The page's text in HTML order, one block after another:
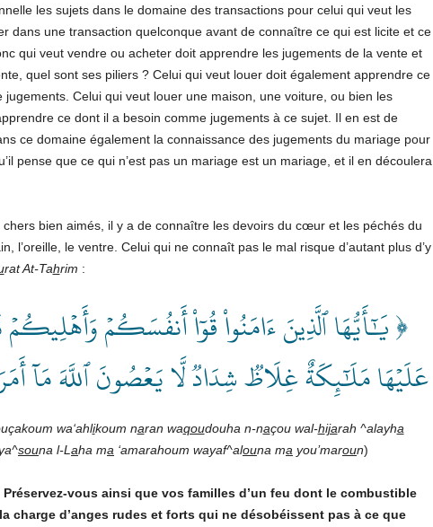
les sujets dans le domaine des transactions pour celui qui veut les
dans une transaction quelconque avant de connaître ce qui est licite et ce
qui veut vendre ou acheter doit apprendre les jugements de la vente et
quel sont ses piliers ? Celui qui veut louer doit également apprendre ce
jugements. Celui qui veut louer une maison, une voiture, ou bien les
ce dont il a besoin comme jugements à ce sujet. Il en est de
ce domaine également la connaissance des jugements du mariage pour
pense que ce qui n’est pas un mariage est un mariage, et il en découlera
bien aimés, il y a de connaître les devoirs du cœur et les péchés du
l’oreille, le ventre. Celui qui ne connaît pas le mal risque d’autant plus d’y
rat At-Tahrim :
﴿ يَٰٓأَيُّهَا ٱلَّذِينَ ءَامَنُواْ قُوٓاْ أَنفُسَكُمۡ وَأَهۡلِيكُمۡ
عَلَيۡهَا مَلَٰٓئِكَةٌ غِلَاظٞ شِدَادٞ لَّا يَعۡصُونَ ٱللَّهَ مَآ
wa‘ahlikoum naran waqoudouha n-naçou wal-hijarah ^alayha
souna l-L aha ma ‘amarahoum wayaf^alouna ma you’maroun)
vous ainsi que vos familles d’un feu dont le combustible
charge d’anges rudes et forts qui ne désobéissent pas à ce que